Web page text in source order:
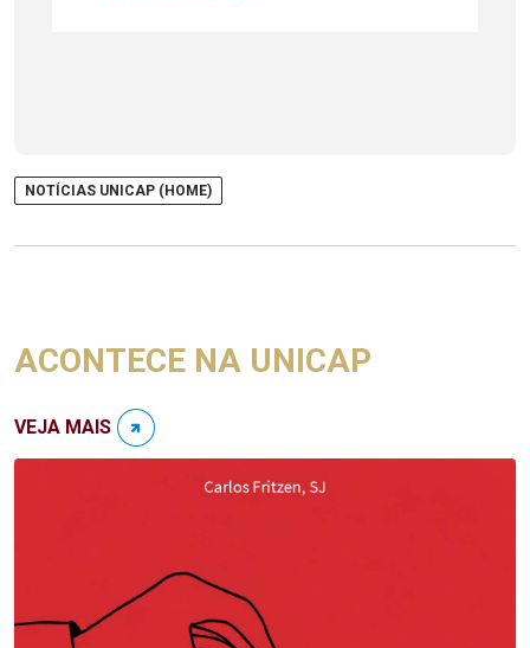
NOTÍCIAS UNICAP (HOME)
ACONTECE NA UNICAP
VEJA MAIS